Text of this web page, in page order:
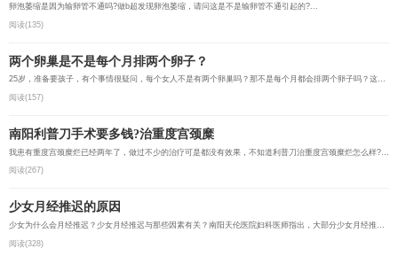
卵泡萎缩是因为输卵管不通吗?做b超发现卵泡萎缩，请问这是不是输卵管不通引起的?...
阅读(135)
两个卵巢是不是每个月排两个卵子？
25岁，准备要孩子，有个事情很疑问，每个女人不是有两个卵巢吗？那不是每个月都会排两个卵子吗？这样不是怀...
阅读(157)
南阳利普刀手术要多钱?治重度宫颈糜
我患有重度宫颈糜烂已经两年了，做过不少的治疗可是都没有效果，不知道利普刀治重度宫颈糜烂怎么样?南阳做...
阅读(267)
少女月经推迟的原因
少女为什么会月经推迟？少女月经推迟与那些因素有关？南阳天伦医院妇科医师指出，大部分少女月经推迟是因为...
阅读(328)